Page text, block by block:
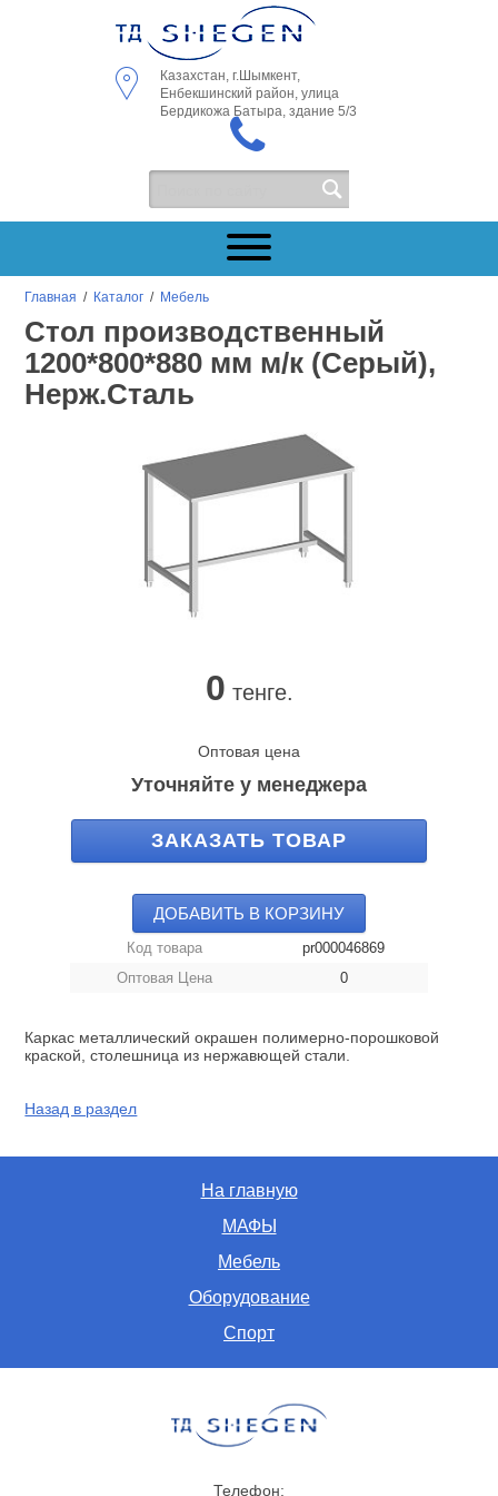
Казахстан, г.Шымкент,
Енбекшинский район, улица
Бердикожа Батыра, здание 5/3
Главная / Каталог / Мебель
Стол производственный
1200*800*880 мм м/к (Серый),
Нерж.Сталь
0 тенге.
Оптовая цена
Уточняйте у менеджера
ЗАКАЗАТЬ ТОВАР
ДОБАВИТЬ В КОРЗИНУ
Код товара
pr000046869
Оптовая Цена
0
Каркас металлический окрашен полимерно-порошковой
краской, столешница из нержавющей стали.
Назад в раздел
На главную
МАФЫ
Мебель
Оборудование
Спорт
Телефон: